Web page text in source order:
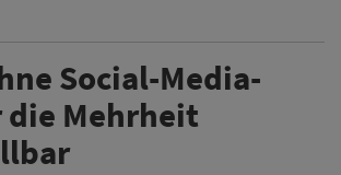
Social-Media-
die Mehrheit